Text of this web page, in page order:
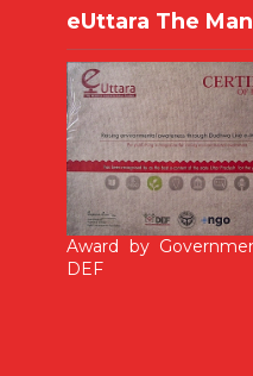
eUttara The
Award by
DEF